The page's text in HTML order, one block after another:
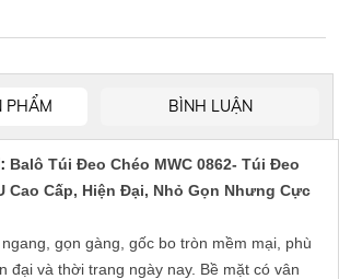
PHẨM BÌNH LUẬN
Balô Túi Đeo Chéo MWC 0862- Túi Đeo
Cao Cấp, Hiện Đại, Nhỏ Gọn Nhưng Cực
gọn gàng, gốc bo tròn mềm mại, phù
đại và thời trang ngày nay. Bề mặt có vân